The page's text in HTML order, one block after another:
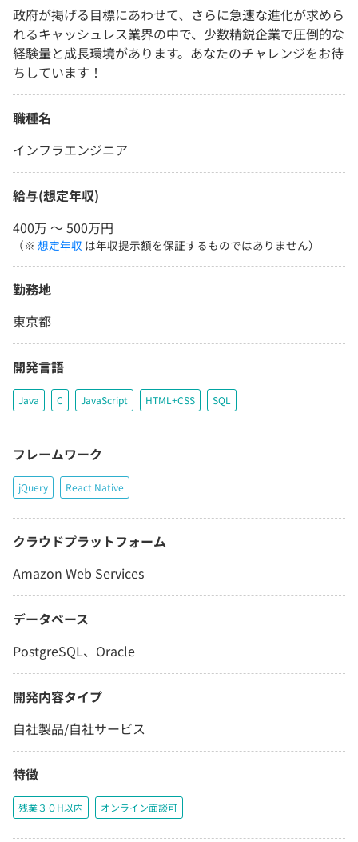
政府が掲げる目標にあわせて、さらに急速な進化が求めら
れるキャッシュレス業界の中で、少数精鋭企業で圧倒的な
経験量と成長環境があります。あなたのチャレンジをお待
ちしています！
職種名
インフラエンジニア
給与(想定年収)
400万 〜 500万円
（※ 想定年収 は年収提示額を保証するものではありません）
勤務地
東京都
開発言語
Java C JavaScript HTML+CSS SQL
フレームワーク
jQuery React Native
クラウドプラットフォーム
Amazon Web Services
データベース
PostgreSQL、Oracle
開発内容タイプ
自社製品/自社サービス
特徴
残業３０H以内 オンライン面談可